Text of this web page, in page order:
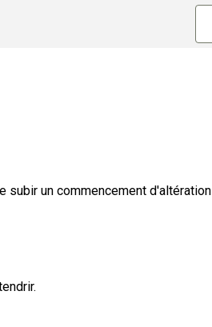
subir un commencement d'altération